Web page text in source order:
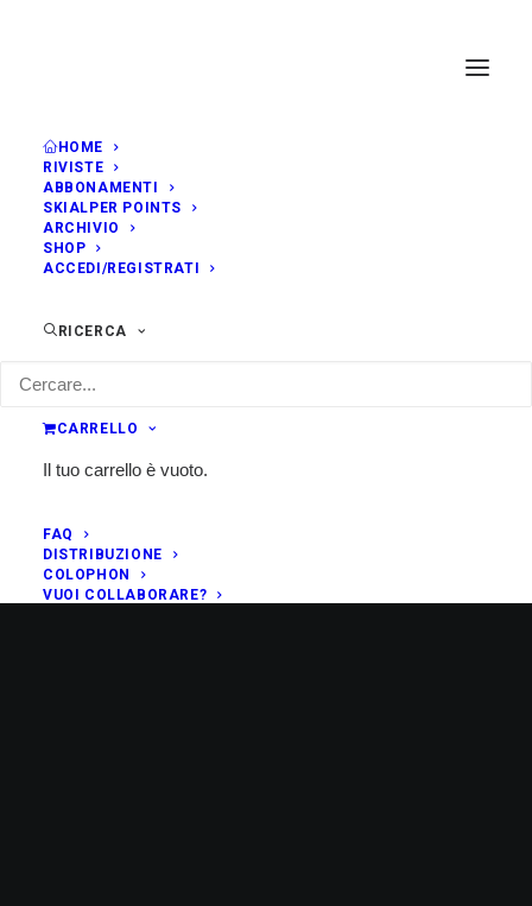
HOME
RIVISTE
ABBONAMENTI
SKIALPER POINTS
ARCHIVIO
SHOP
ACCEDI/REGISTRATI
RICERCA
CARRELLO
Il tuo carrello è vuoto.
FAQ
DISTRIBUZIONE
COLOPHON
VUOI COLLABORARE?